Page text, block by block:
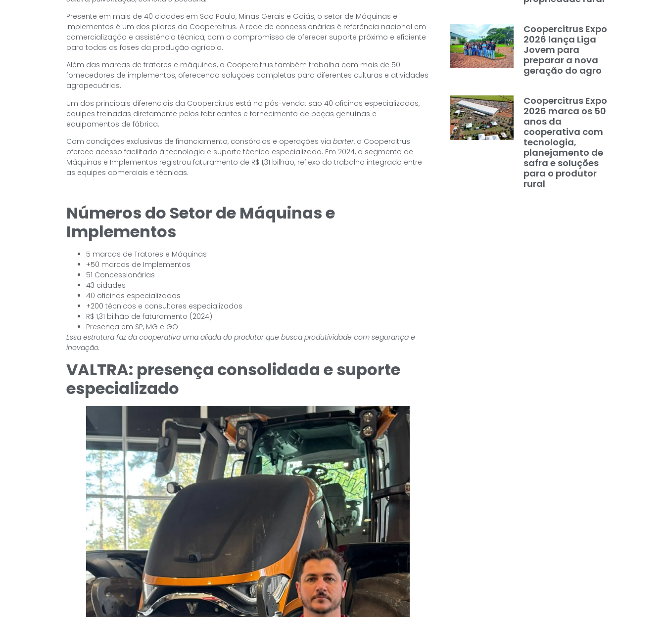
Presente em mais de 40 cidades em São Paulo, Minas Gerais e Goiás, o setor de Máquinas e
Implementos é um dos pilares da Coopercitrus. A rede de concessionárias é referência nacional em
comercialização e assistência técnica, com o compromisso de oferecer suporte próximo e eficiente
para todas as fases da produção agrícola.
Além das marcas de tratores e máquinas, a Coopercitrus também trabalha com mais de 50
fornecedores de implementos, oferecendo soluções completas para diferentes culturas e atividades
agropecuárias.
Um dos principais diferenciais da Coopercitrus está no pós-venda: são 40 oficinas especializadas,
equipes treinadas diretamente pelos fabricantes e fornecimento de peças genuínas e
equipamentos de fábrica.
Com condições exclusivas de financiamento, consórcios e operações via barter, a Coopercitrus
oferece acesso facilitado à tecnologia e suporte técnico especializado. Em 2024, o segmento de
Máquinas e Implementos registrou faturamento de R$ 1,31 bilhão, reflexo do trabalho integrado entre
as equipes comerciais e técnicas.
Números do Setor de Máquinas e
Implementos
5 marcas de Tratores e Máquinas
+50 marcas de Implementos
51 Concessionárias
43 cidades
40 oficinas especializadas
+200 técnicos e consultores especializados
R$ 1,31 bilhão de faturamento (2024)
Presença em SP, MG e GO
Essa estrutura faz da cooperativa uma aliada do produtor que busca produtividade com segurança e
inovação.
VALTRA: presença consolidada e suporte
especializado
Coopercitrus Expo
2026 lança Liga
Jovem para
preparar a nova
geração do agro
Coopercitrus Expo
2026 marca os 50
anos da
cooperativa com
tecnologia,
planejamento de
safra e soluções
para o produtor
rural